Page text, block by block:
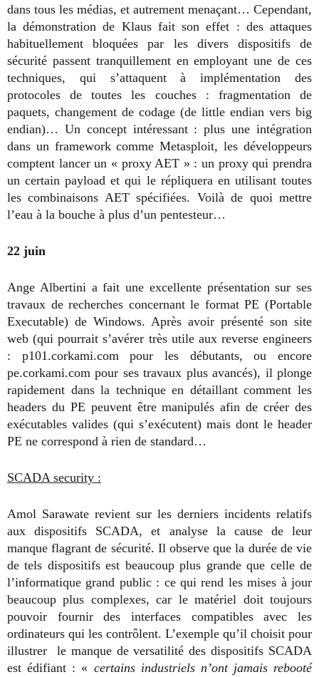
dans tous les médias, et autrement menaçant… Cependant,
la démonstration de Klaus fait son effet : des attaques
habituellement bloquées par les divers dispositifs de
sécurité passent tranquillement en employant une de ces
techniques, qui s’attaquent à implémentation des
protocoles de toutes les couches : fragmentation de
paquets, changement de codage (de little endian vers big
endian)… Un concept intéressant : plus une intégration
dans un framework comme Metasploit, les développeurs
comptent lancer un « proxy AET » : un proxy qui prendra
un certain payload et qui le répliquera en utilisant toutes
les combinaisons AET spécifiées. Voilà de quoi mettre
l’eau à la bouche à plus d’un pentesteur…
22 juin
Ange Albertini a fait une excellente présentation sur ses
travaux de recherches concernant le format PE (Portable
Executable) de Windows. Après avoir présenté son site
web (qui pourrait s’avérer très utile aux reverse engineers
: p101.corkami.com pour les débutants, ou encore
pe.corkami.com pour ses travaux plus avancés), il plonge
rapidement dans la technique en détaillant comment les
headers du PE peuvent être manipulés afin de créer des
exécutables valides (qui s’exécutent) mais dont le header
PE ne correspond à rien de standard…
SCADA security :
Amol Sarawate revient sur les derniers incidents relatifs
aux dispositifs SCADA, et analyse la cause de leur
manque flagrant de sécurité. Il observe que la durée de vie
de tels dispositifs est beaucoup plus grande que celle de
l’informatique grand public : ce qui rend les mises à jour
beaucoup plus complexes, car le matériel doit toujours
pouvoir fournir des interfaces compatibles avec les
ordinateurs qui les contrôlent. L’exemple qu’il choisit pour
illustrer le manque de versatilité des dispositifs SCADA
est édifiant : « certains industriels n’ont jamais rebooté